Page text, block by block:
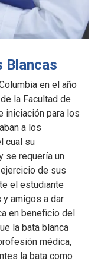
Blancas
en el año
la Facultad de
iniciación para los
a los
cual su
se requería un
de sus
el estudiante
amigos a dar
en beneficio del
la bata blanca
médica,
la bata como